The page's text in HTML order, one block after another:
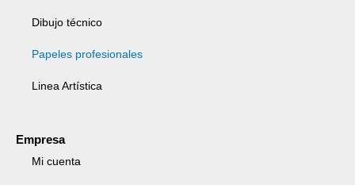
Dibujo técnico
Papeles profesionales
Linea Artística
Empresa
Mi cuenta